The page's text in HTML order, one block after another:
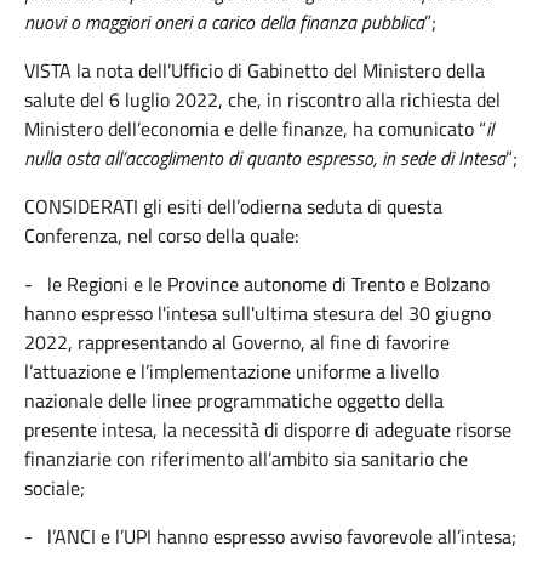
nuovi o maggiori oneri a carico della finanza pubblica”;
VISTA la nota dell’Ufficio di Gabinetto del Ministero della
salute del 6 luglio 2022, che, in riscontro alla richiesta del
Ministero dell’economia e delle finanze, ha comunicato “il
nulla osta all’accoglimento di quanto espresso, in sede di Intesa”;
CONSIDERATI gli esiti dell’odierna seduta di questa
Conferenza, nel corso della quale:
- le Regioni e le Province autonome di Trento e Bolzano
hanno espresso l'intesa sull'ultima stesura del 30 giugno
2022, rappresentando al Governo, al fine di favorire
l’attuazione e l’implementazione uniforme a livello
nazionale delle linee programmatiche oggetto della
presente intesa, la necessità di disporre di adeguate risorse
finanziarie con riferimento all’ambito sia sanitario che
sociale;
- l’ANCI e l’UPI hanno espresso avviso favorevole all’intesa;